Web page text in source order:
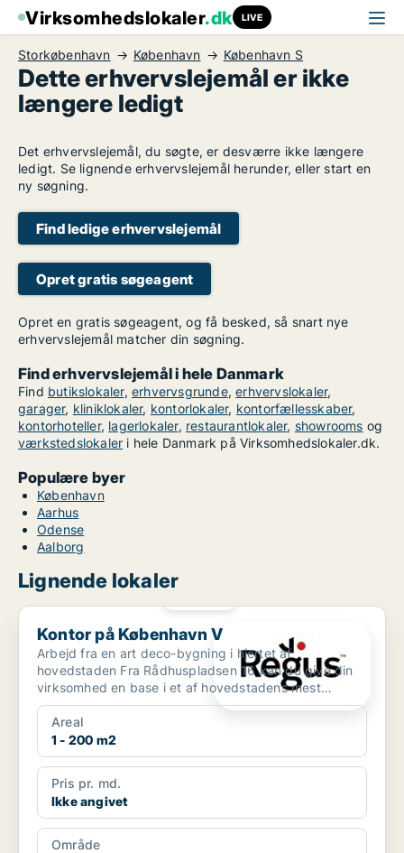
Virksomhedslokaler.dk LIVE
Storkøbenhavn København København S
Dette erhvervslejemål er ikke
længere ledigt
Det erhvervslejemål, du søgte, er desværre ikke længere
ledigt. Se lignende erhvervslejemål herunder, eller start en
ny søgning.
Find ledige erhvervslejemål
Opret gratis søgeagent
Opret en gratis søgeagent, og få besked, så snart nye
erhvervslejemål matcher din søgning.
Find erhvervslejemål i hele Danmark
Find butikslokaler,erhvervsgrunde,erhvervslokaler,
garager, kliniklokaler, kontorlokaler, kontorfællesskaber,
kontorhoteller, lagerlokaler, restaurantlokaler, showrooms og
værkstedslokaler i hele Danmark på Virksomhedslokaler.dk.
Populære byer
København
Aarhus
Odense
Aalborg
Lignende lokaler
Kontor på København V
Kontor på København V
Arbejd fra en art deco-bygning i hjertet af
hovedstaden Fra Rådhuspladsen 16 kan du give din
virksomhed en base i et af hovedstadens mest
berømte bygninger....
Areal
1 - 200 m2
Pris pr. md.
Ikke angivet
Område